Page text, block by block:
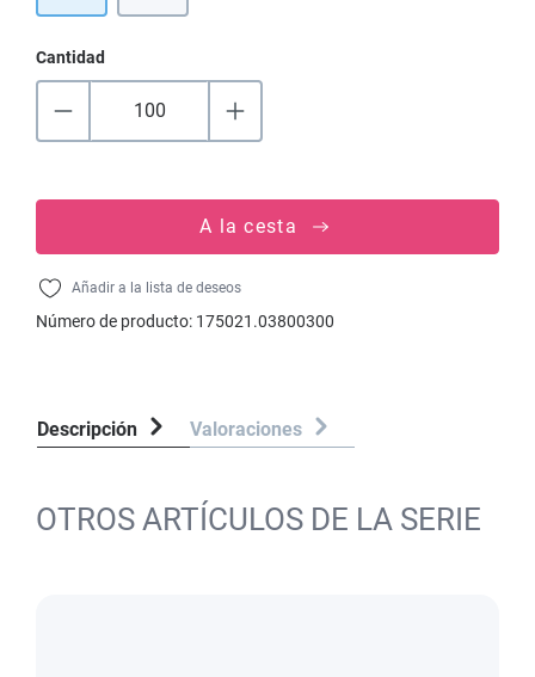
Cantidad
A la cesta
Añadir a la lista de deseos
Número de producto: 175021.03800300
Descripción Valoraciones
OTROS ARTÍCULOS DE LA SERIE